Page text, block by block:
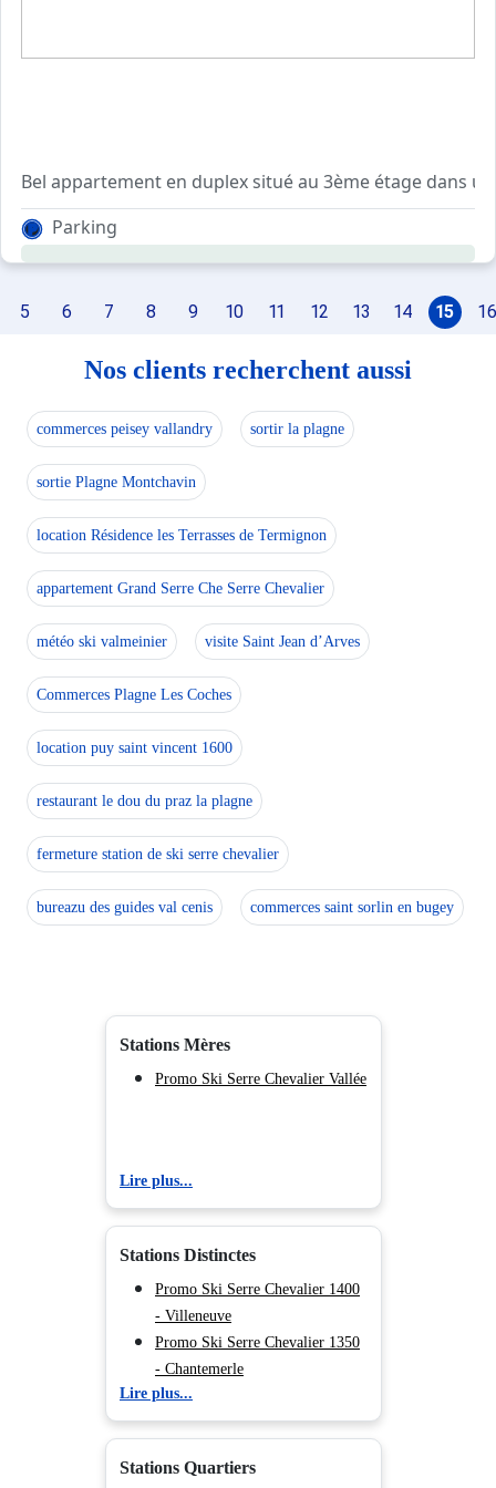
Il se compose d'une cuisine équipée, d'un WC séparé,
A l'étage, une mezzanine avec un lit 1 place, 2
Parking extérieur gratuit devant la résidence.
Parking
5 6 7 8 9 10 11 12 13 14 15 16
Nos clients recherchent aussi
commerces peisey vallandry sortir la plagne
sortie Plagne Montchavin
location Résidence les Terrasses de Termignon
appartement Grand Serre Che Serre Chevalier
météo ski valmeinier visite Saint Jean d’Arves
Commerces Plagne Les Coches
location puy saint vincent 1600
restaurant le dou du praz la plagne
fermeture station de ski serre chevalier
bureazu des guides val cenis commerces saint sorlin en bugey
Stations Mères
Promo Ski Serre Chevalier Vallée
Lire plus...
Stations Distinctes
Promo Ski Serre Chevalier 1400
- Villeneuve
Promo Ski Serre Chevalier 1350
- Chantemerle
Promo Ski Serre Chevalier 1500
- Monêtier Les Bains
Promo Ski Vars
Lire plus...
Stations Quartiers